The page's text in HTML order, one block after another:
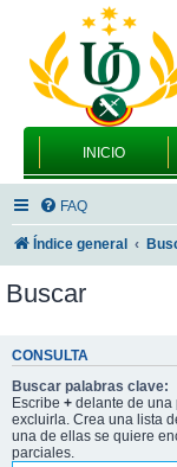
INICIO
FAQ
Índice general
Buscar
CONSULTA
Buscar palabras clave:
Escribe + delante de una
excluirla. Crea una lista
una de ellas se quiere
parciales.